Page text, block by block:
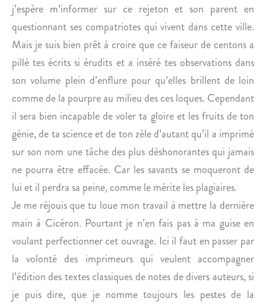
j’espère m’informer sur ce rejeton et son parent en
questionnant ses compatriotes qui vivent dans cette ville.
Mais je suis bien prêt à croire que ce faiseur de centons a
pillé tes écrits si érudits et a inséré tes observations dans
son volume plein d’enflure pour qu’elles brillent de loin
comme de la pourpre au milieu des ces loques. Cependant
il sera bien incapable de voler ta gloire et les fruits de ton
génie, de ta science et de ton zèle d’autant qu’il a imprimé
sur son nom une tâche des plus déshonorantes qui jamais
ne pourra être effacée. Car les savants se moqueront de
lui et il perdra sa peine, comme le mérite les plagiaires.
Je me réjouis que tu loue mon travail à mettre la dernière
main à Cicéron. Pourtant je n’en fais pas à ma guise en
voulant perfectionner cet ouvrage. Ici il faut en passer par
la volonté des imprimeurs qui veulent accompagner
l’édition des textes classiques de notes de divers auteurs, si
je puis dire, que je nomme toujours les pestes de la